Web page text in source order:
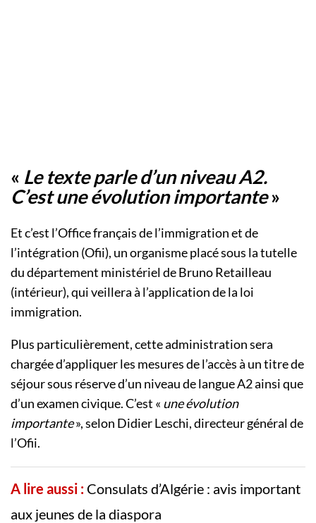
« Le texte parle d’un niveau A2.
C’est une évolution importante»
Et c’est l’Office français de l’immigration et de
l’intégration (Ofii), un organisme placé sous la tutelle
du département ministériel de Bruno Retailleau
(intérieur), qui veillera à l’application de la loi
immigration.
Plus particulièrement, cette administration sera
chargée d’appliquer les mesures de l’accès à un titre de
séjour sous réserve d’un niveau de langue A2 ainsi que
d’un examen civique. C’est « une évolution
importante», selon Didier Leschi, directeur général de
l’Ofii.
A lire aussi : Consulats d’Algérie : avis important
aux jeunes de la diaspora